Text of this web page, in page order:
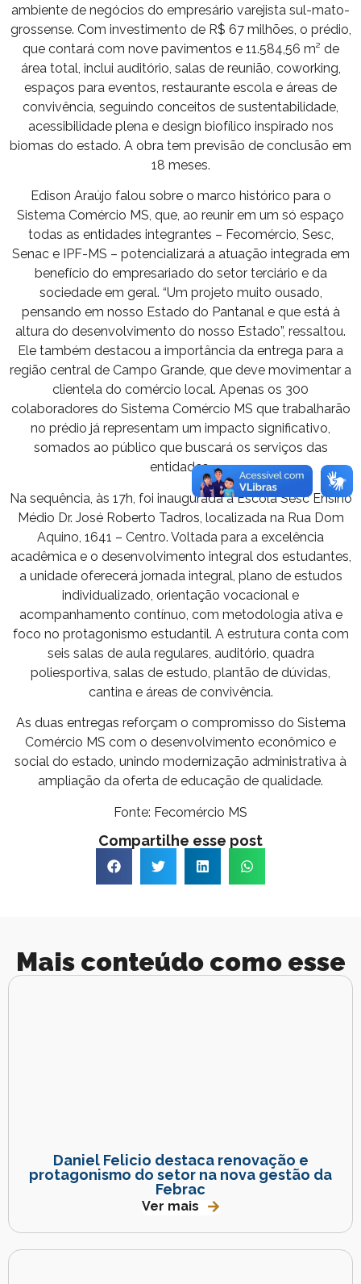
ambiente de negócios do empresário varejista sul-mato-
grossense. Com investimento de R$ 67 milhões, o prédio,
que contará com nove pavimentos e 11.584,56 m² de
área total, inclui auditório, salas de reunião, coworking,
espaços para eventos, restaurante escola e áreas de
convivência, seguindo conceitos de sustentabilidade,
acessibilidade plena e design biofílico inspirado nos
biomas do estado. A obra tem previsão de conclusão em
18 meses.
Edison Araújo falou sobre o marco histórico para o
Sistema Comércio MS, que, ao reunir em um só espaço
todas as entidades integrantes – Fecomércio, Sesc,
Senac e IPF-MS – potencializará a atuação integrada em
benefício do empresariado do setor terciário e da
sociedade em geral. “Um projeto muito ousado,
pensando em nosso Estado do Pantanal e que está à
altura do desenvolvimento do nosso Estado”, ressaltou.
Ele também destacou a importância da entrega para a
região central de Campo Grande, que deve movimentar a
clientela do comércio local. Apenas os 300
colaboradores do Sistema Comércio MS que trabalharão
no prédio já representam um impacto significativo,
somados ao público que buscará os serviços das
entidades.
Na sequência, às 17h, foi inaugurada a Escola Sesc Ensino
Médio Dr. José Roberto Tadros, localizada na Rua Dom
Aquino, 1641 – Centro. Voltada para a excelência
acadêmica e o desenvolvimento integral dos estudantes,
a unidade oferecerá jornada integral, plano de estudos
individualizado, orientação vocacional e
acompanhamento contínuo, com metodologia ativa e
foco no protagonismo estudantil. A estrutura conta com
seis salas de aula regulares, auditório, quadra
poliesportiva, salas de estudo, plantão de dúvidas,
cantina e áreas de convivência.
As duas entregas reforçam o compromisso do Sistema
Comércio MS com o desenvolvimento econômico e
social do estado, unindo modernização administrativa à
ampliação da oferta de educação de qualidade.
Fonte: Fecomércio MS
Compartilhe esse post
Mais conteúdo como esse
Daniel Felicio destaca renovação e
protagonismo do setor na nova gestão da
Febrac
Ver mais